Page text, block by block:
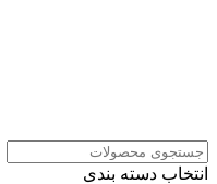
انتخاب دسته بندی